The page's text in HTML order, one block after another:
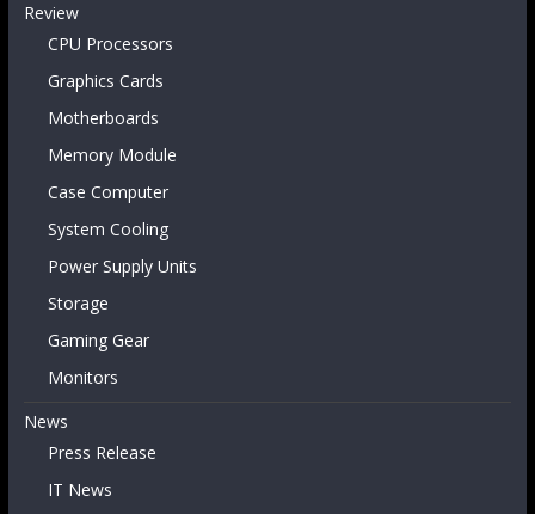
Review
CPU Processors
Graphics Cards
Motherboards
Memory Module
Case Computer
System Cooling
Power Supply Units
Storage
Gaming Gear
Monitors
News
Press Release
IT News